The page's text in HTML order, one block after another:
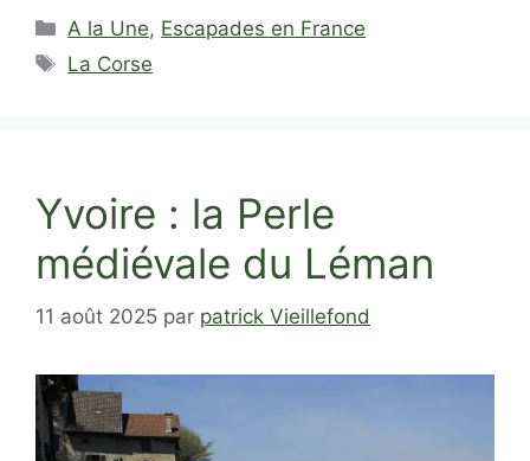
Catégories
A la Une, Escapades en France
Étiquettes
La Corse
Yvoire : la Perle
médiévale du Léman
11 août 2025 par patrick Vieillefond